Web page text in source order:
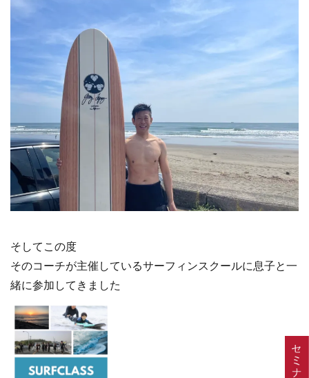
そしてこの度
そのコーチが主催しているサーフィンスクールに息子と一
緒に参加してきました